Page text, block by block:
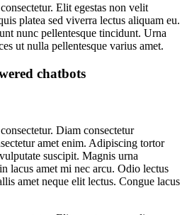
Elit egestas non velit
platea sed viverra lectus aliquam eu.
nunc pellentesque tincidunt. Urna
ut nulla pellentesque varius amet.
chatbots
Diam consectetur
amet enim. Adipiscing tortor
suscipit. Magnis urna
lacus amet mi nec arcu. Odio lectus
amet neque elit lectus. Congue lacus